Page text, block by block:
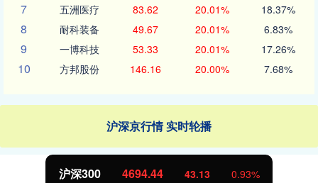
7 五洲医疗 83.62 20.01% 18.37%
8 耐科装备 49.67 20.01% 6.83%
9 一博科技 53.33 20.01% 17.26%
10 方邦股份 146.16 20.00% 7.68%
沪深京行情 实时轮播
0.93% 北证50 1134.24